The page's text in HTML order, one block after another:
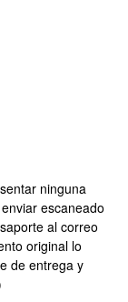
ninguna
escaneado
al correo
original lo
de entrega y